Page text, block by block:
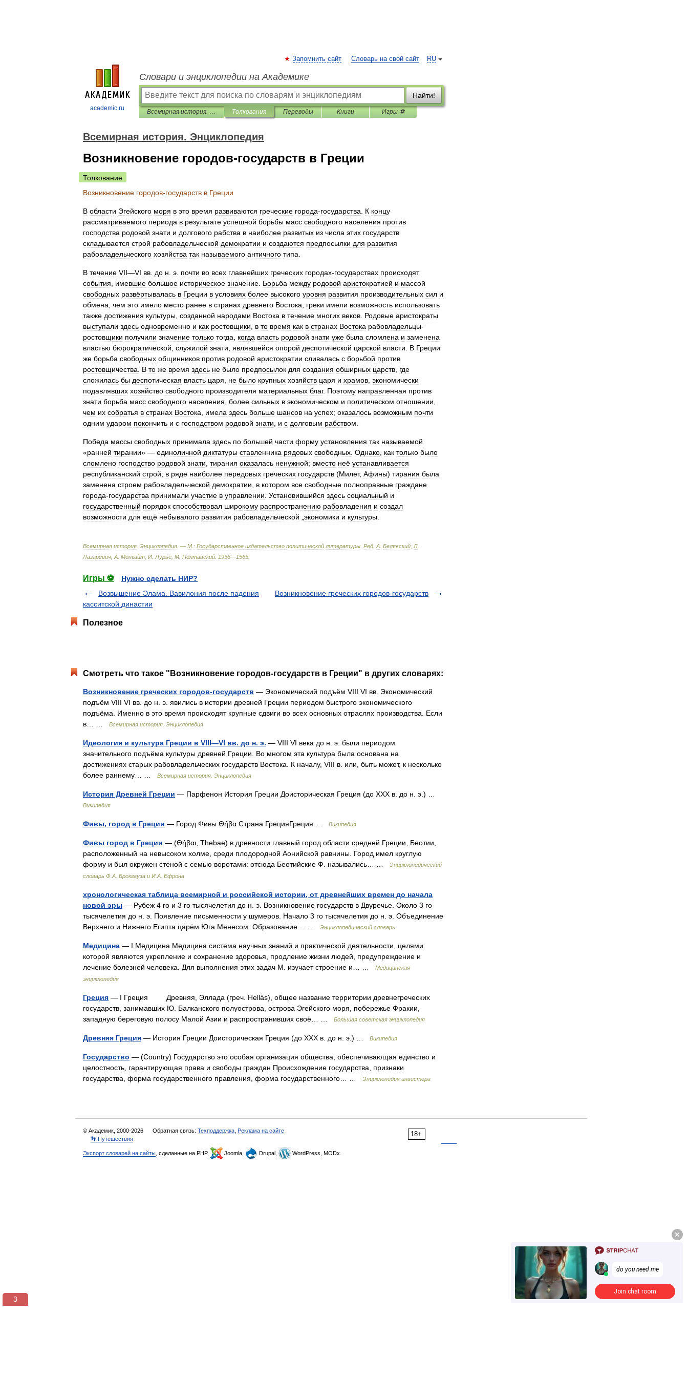
academic.ru
RU
Запомнить сайт Словарь на свой сайт
Словари и энциклопедии на Академике
Найти!
Всемирная история. Энциклопедия Толкования Переводы Книги Игры ⚽
Всемирная история. Энциклопедия
Возникновение городов-государств в Греции
Толкование
Возникновение городов-государств в Греции
В области Эгейского моря в это время развиваются греческие города-государства К концу
рассматриваемого периода в результате успешной борьбы масс свободного населения против
господства родовой знати и долгового рабства в наиболее развитых из числа этих государств
складывается строй рабовладельческой демократии и создаются предпосылки для развития
рабовладельческого хозяйства так называемого античного типа
В течение VII—VI вв до н э почти во всех главнейших греческих городах-государствах происходят
события
имевшие большое историческое значение Борьба между родовой аристократией и массой
свободных развёртывалась в Греции в условиях более высокого уровня развития производительных сил и
обмена чем это имело место ранее в странах древнего Востока; греки имели возможность использовать
также достижения культуры созданной народами Востока в течение многих веков Родовые аристократы
выступали здесь одновременно и как ростовщики в то время как в странах Востока рабовладельцы-
ростовщики получили значение только тогда когда власть родовой знати уже была сломлена и заменена
властью бюрократической служилой знати являвшейся опорой деспотической царской власти В Греции
же борьба свободных общинников против родовой аристократии сливалась с борьбой против
ростовщичества
В то же время здесь не было предпосылок для создания обширных царств где
сложилась бы деспотическая власть царя не было крупных хозяйств царя и храмов экономически
подавлявших хозяйство свободного производителя материальных благ. Поэтому направленная против
знати борьба масс свободного населения более сильных в экономическом и политическом отношении
чем их собратья в странах Востока имела здесь больше шансов на успех; оказалось возможным почти
одним ударом покончить и с господством родовой знати и с долговым рабством
Победа массы свободных принимала здесь по большей части форму установления так называемой
«ранней тирании» — единоличной диктатуры ставленника рядовых свободных Однако как только было
сломлено господство родовой знати тирания оказалась ненужной; вместо неё устанавливается
республиканский строй; в ряде наиболее передовых греческих государств (Милет, Афины) тирания была
заменена строем рабовладельческой демократии в котором все свободные полноправные граждане
города-государства принимали участие в управлении Установившийся здесь социальный и
государственный порядок способствовал широкому распространению рабовладения и создал
возможности для ещё небывалого развития рабовладельческой экономики и культуры
Всемирная история Энциклопедия . — М : Государственное издательство политической литературы Ред А Белявский Л
Лазаревич А Монгайт И Лурье М Полтавский 1956—1565
Игры ⚽
Нужно сделать НИР?
Возвышение Элама. Вавилония после падения
касситской династии
Возникновение греческих городов-государств
Полезное
Смотреть что такое "Возникновение городов-государств в Греции" в других словарях:
Возникновение греческих городов-государств — Экономический подъём VIII VI вв. Экономический
подъём VIII VI вв. до н. э. явились в истории древней Греции периодом быстрого экономического
подъёма. Именно в это время происходят крупные сдвиги во всех основных отраслях производства. Если
в… …
Всемирная история. Энциклопедия
Идеология и культура Греции в VIII—VI вв. до н. э. — VIII VI века до н. э. были периодом
значительного подъёма культуры древней Греции. Во многом эта культура была основана на
достижениях старых рабовладельческих государств Востока. К началу, VIII в. или, быть может, к несколько
более раннему… …
Всемирная история. Энциклопедия
История Древней Греции — Парфенон История Греции Доисторическая Греция (до XXX в. до н. э.) …
Википедия
Фивы, город в Греции — Город Фивы Θήβα Страна ГрецияГреция … Википедия
Фивы город в Греции — (Θήβαι, Thebae) в древности главный город области средней Греции, Беотии,
расположенный на невысоком холме, среди плодородной Аонийской равнины. Город имел круглую
форму и был окружен стеной с семью воротами: отсюда Беотийские Ф. назывались… …
Энциклопедический
словарь Ф.А. Брокгауза и И.А. Ефрона
хронологическая таблица всемирной и российской истории, от древнейших времен до начала
новой эры — Рубеж 4 го и 3 го тысячелетия до н. э. Возникновение государств в Двуречье. Около 3 го
тысячелетия до н. э. Появление письменности у шумеров. Начало 3 го тысячелетия до н. э. Объединение
Верхнего и Нижнего Египта царём Юга Менесом. Образование… …
Энциклопедический словарь
Медицина — I Медицина Медицина система научных знаний и практической деятельности, целями
которой являются укрепление и сохранение здоровья, продление жизни людей, предупреждение и
лечение болезней человека. Для выполнения этих задач М. изучает строение и… …
Медицинская
энциклопедия
Греция — I Греция Древняя, Эллада (греч. Hellás), общее название территории древнегреческих
государств, занимавших Ю. Балканского полуострова, острова Эгейского моря, побережье Фракии,
западную береговую полосу Малой Азии и распространивших своё… …
Большая советская энциклопедия
Древняя Греция — История Греции Доисторическая Греция (до XXX в. до н. э.) … Википедия
Государство — (Country) Государство это особая организация общества, обеспечивающая единство и
целостность, гарантирующая права и свободы граждан Происхождение государства, признаки
государства, форма государственного правления, форма государственного… …
Энциклопедия инвестора
18+
© Академик, 2000-2026 Обратная связь: Техподдержка Реклама на сайте
👣 Путешествия
Экспорт словарей на сайты , сделанные на PHP, Joomla, Drupal, WordPress, MODx.
3